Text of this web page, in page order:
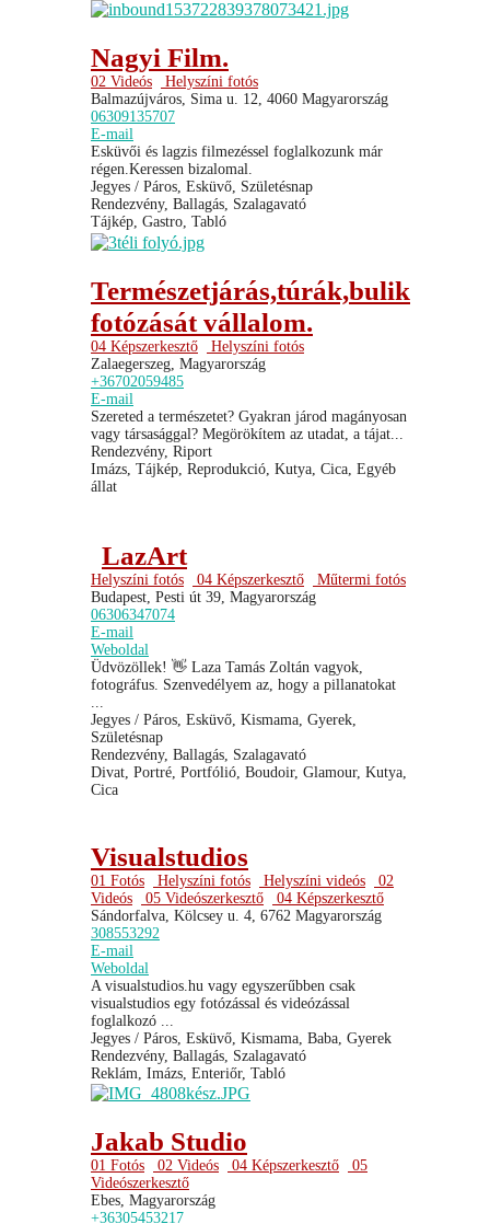
Nagyi Film.
02 Videós
Helyszíni fotós
Balmazújváros, Sima u. 12, 4060 Magyarország
06309135707
E-mail
Esküvői és lagzis filmezéssel foglalkozunk már
régen.Keressen bizalomal.
Jegyes / Páros, Esküvő, Születésnap
Rendezvény, Ballagás, Szalagavató
Tájkép, Gastro, Tabló
Természetjárás,túrák,bulik
fotózását vállalom.
04 Képszerkesztő
Helyszíni fotós
Zalaegerszeg, Magyarország
+36702059485
E-mail
Szereted a természetet? Gyakran járod magányosan
vagy társasággal? Megörökítem az utadat, a tájat...
Rendezvény, Riport
Imázs, Tájkép, Reprodukció, Kutya, Cica, Egyéb
állat
LazArt
Helyszíni fotós 04 Képszerkesztő
Műtermi fotós
Budapest, Pesti út 39, Magyarország
06306347074
E-mail
Weboldal
Üdvözöllek! 👋 Laza Tamás Zoltán vagyok,
fotográfus. Szenvedélyem az, hogy a pillanatokat
Jegyes / Páros, Esküvő, Kismama, Gyerek,
Születésnap
Rendezvény, Ballagás, Szalagavató
Divat, Portré, Portfólió, Boudoir, Glamour, Kutya,
Cica
Visualstudios
01 Fotós Helyszíni fotós Helyszíni videós
02
Videós
05 Videószerkesztő
04 Képszerkesztő
Sándorfalva, Kölcsey u. 4, 6762 Magyarország
308553292
E-mail
Weboldal
A visualstudios.hu vagy egyszerűbben csak
visualstudios egy fotózással és videózással
foglalkozó ...
Jegyes / Páros, Esküvő, Kismama, Baba, Gyerek
Rendezvény, Ballagás, Szalagavató
Reklám, Imázs, Enteriőr, Tabló
Jakab Studio
01 Fotós 02 Videós 04 Képszerkesztő
05
Videószerkesztő
Ebes, Magyarország
+36305453217